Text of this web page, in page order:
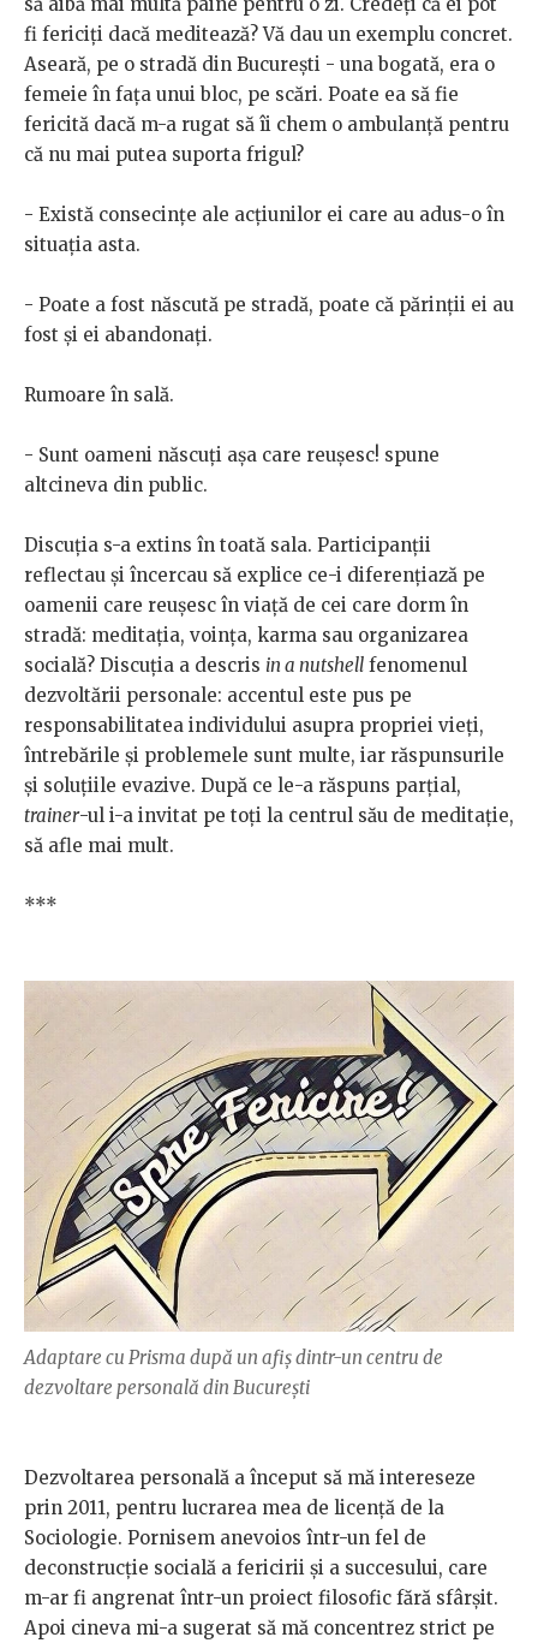
să aibă mai multă pâine pentru o zi. Credeți că ei pot
fi fericiți dacă meditează? Vă dau un exemplu concret.
Aseară, pe o stradă din București - una bogată, era o
femeie în fața unui bloc, pe scări. Poate ea să fie
fericită dacă m-a rugat să îi chem o ambulanță pentru
că nu mai putea suporta frigul?
- Există consecințe ale acțiunilor ei care au adus-o în
situația asta.
- Poate a fost născută pe stradă, poate că părinții ei au
fost și ei abandonați.
Rumoare în sală.
- Sunt oameni născuți așa care reușesc! spune
altcineva din public.
Discuția s-a extins în toată sala. Participanții
reflectau și încercau să explice ce-i diferențiază pe
oamenii care reușesc în viață de cei care dorm în
stradă: meditația, voința, karma sau organizarea
socială? Discuția a descris in a nutshell fenomenul
dezvoltării personale: accentul este pus pe
responsabilitatea individului asupra propriei vieți,
întrebările și problemele sunt multe, iar răspunsurile
și soluțiile evazive. După ce le-a răspuns parțial,
trainer-ul i-a invitat pe toți la centrul său de meditație,
să afle mai mult.
***
Adaptare cu Prisma după un afiș dintr-un centru de
dezvoltare personală din București
Dezvoltarea personală a început să mă intereseze
prin 2011, pentru lucrarea mea de licență de la
Sociologie. Pornisem anevoios într-un fel de
deconstrucție socială a fericirii și a succesului, care
m-ar fi angrenat într-un proiect filosofic fără sfârșit.
Apoi cineva mi-a sugerat să mă concentrez strict pe